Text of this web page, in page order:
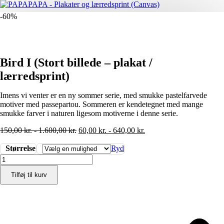
-60%
Bird I (Stort billede – plakat /
lærredsprint)
Imens vi venter er en ny sommer serie, med smukke pastelfarvede
motiver med passepartou. Sommeren er kendetegnet med mange
smukke farver i naturen ligesom motiverne i denne serie.
150,00kr.-1.600,00kr. 60,00 kr. - 640,00 kr.
Størrelse
Ryd
Bird
I
(Stort
billede
Tilføj til kurv